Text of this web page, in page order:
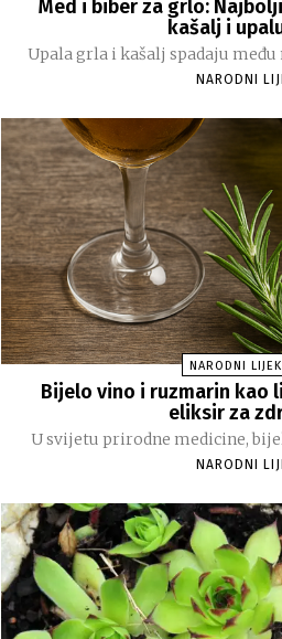
Med i biber za grlo:
kašalj i
Upala grla i kašalj spadaju među
NARODNI
NARODNI
Bijelo vino i ruzmarin kao
eliksir za
U svijetu prirodne medicine,
NARODNI